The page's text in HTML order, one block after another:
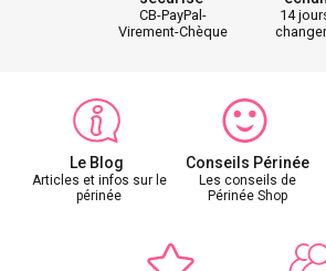
CB-PayPal-
Virement-Chèque
14
Le Blog
Articles et infos sur le
périnée
Conseils Périnée
Les conseils de
Périnée Shop